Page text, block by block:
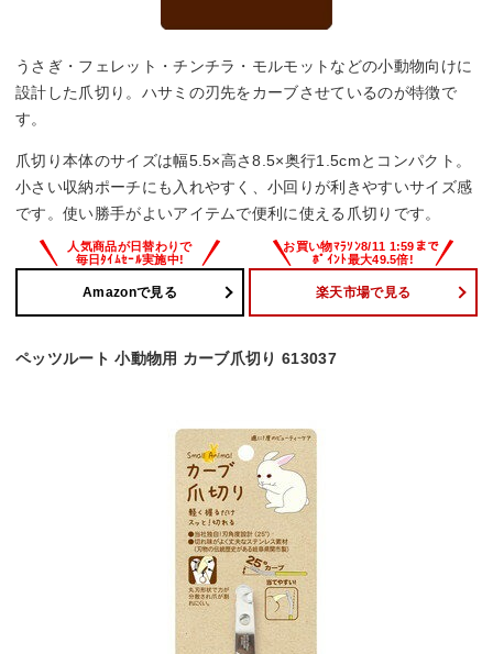
うさぎ・フェレット・チンチラ・モルモットなどの小動物向けに
設計した爪切り。ハサミの刃先をカーブさせているのが特徴で
す。
爪切り本体のサイズは幅5.5×高さ8.5×奥行1.5cmとコンパクト。
小さい収納ポーチにも入れやすく、小回りが利きやすいサイズ感
です。使い勝手がよいアイテムで便利に使える爪切りです。
Amazonで見る 楽天市場で見る
ペッツルート 小動物用 カーブ爪切り 613037